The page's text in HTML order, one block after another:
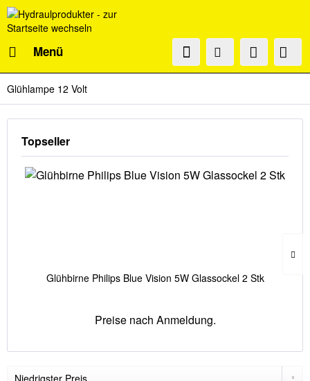
Menü
Glühlampe 12 Volt
Topseller
Glühbirne Philips Blue Vision 5W Glassockel 2 Stk
Preise nach Anmeldung.